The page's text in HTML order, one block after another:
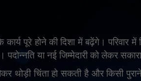
पूरे होने की दिशा में बढ़ेंगे। परिवार
पदोन्नति या नई जिम्मेदारी को लेकर
थोड़ी चिंता हो सकती है और किसी